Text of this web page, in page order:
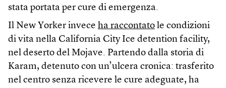
stata portata per cure di emergenza.
Il New Yorker invece ha raccontato le condizioni
di vita nella California City Ice detention facility,
nel deserto del Mojave. Partendo dalla storia di
Karam, detenuto con un’ulcera cronica: trasferito
nel centro senza ricevere le cure adeguate, ha